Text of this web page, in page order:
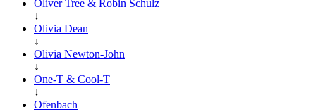
Oliver Tree & Robin Schulz
↓
Olivia Dean
↓
Olivia Newton-John
↓
One-T & Cool-T
↓
Ofenbach